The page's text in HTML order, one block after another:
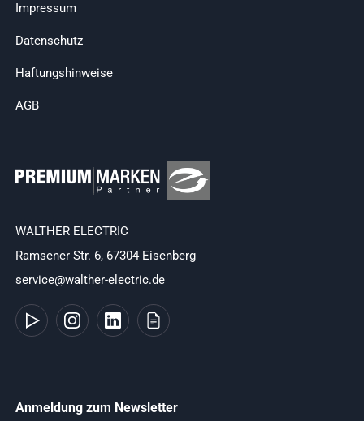
Impressum
Datenschutz
Haftungshinweise
AGB
WALTHER ELECTRIC
Ramsener Str. 6, 67304 Eisenberg
service@walther-electric.de
Anmeldung zum Newsletter